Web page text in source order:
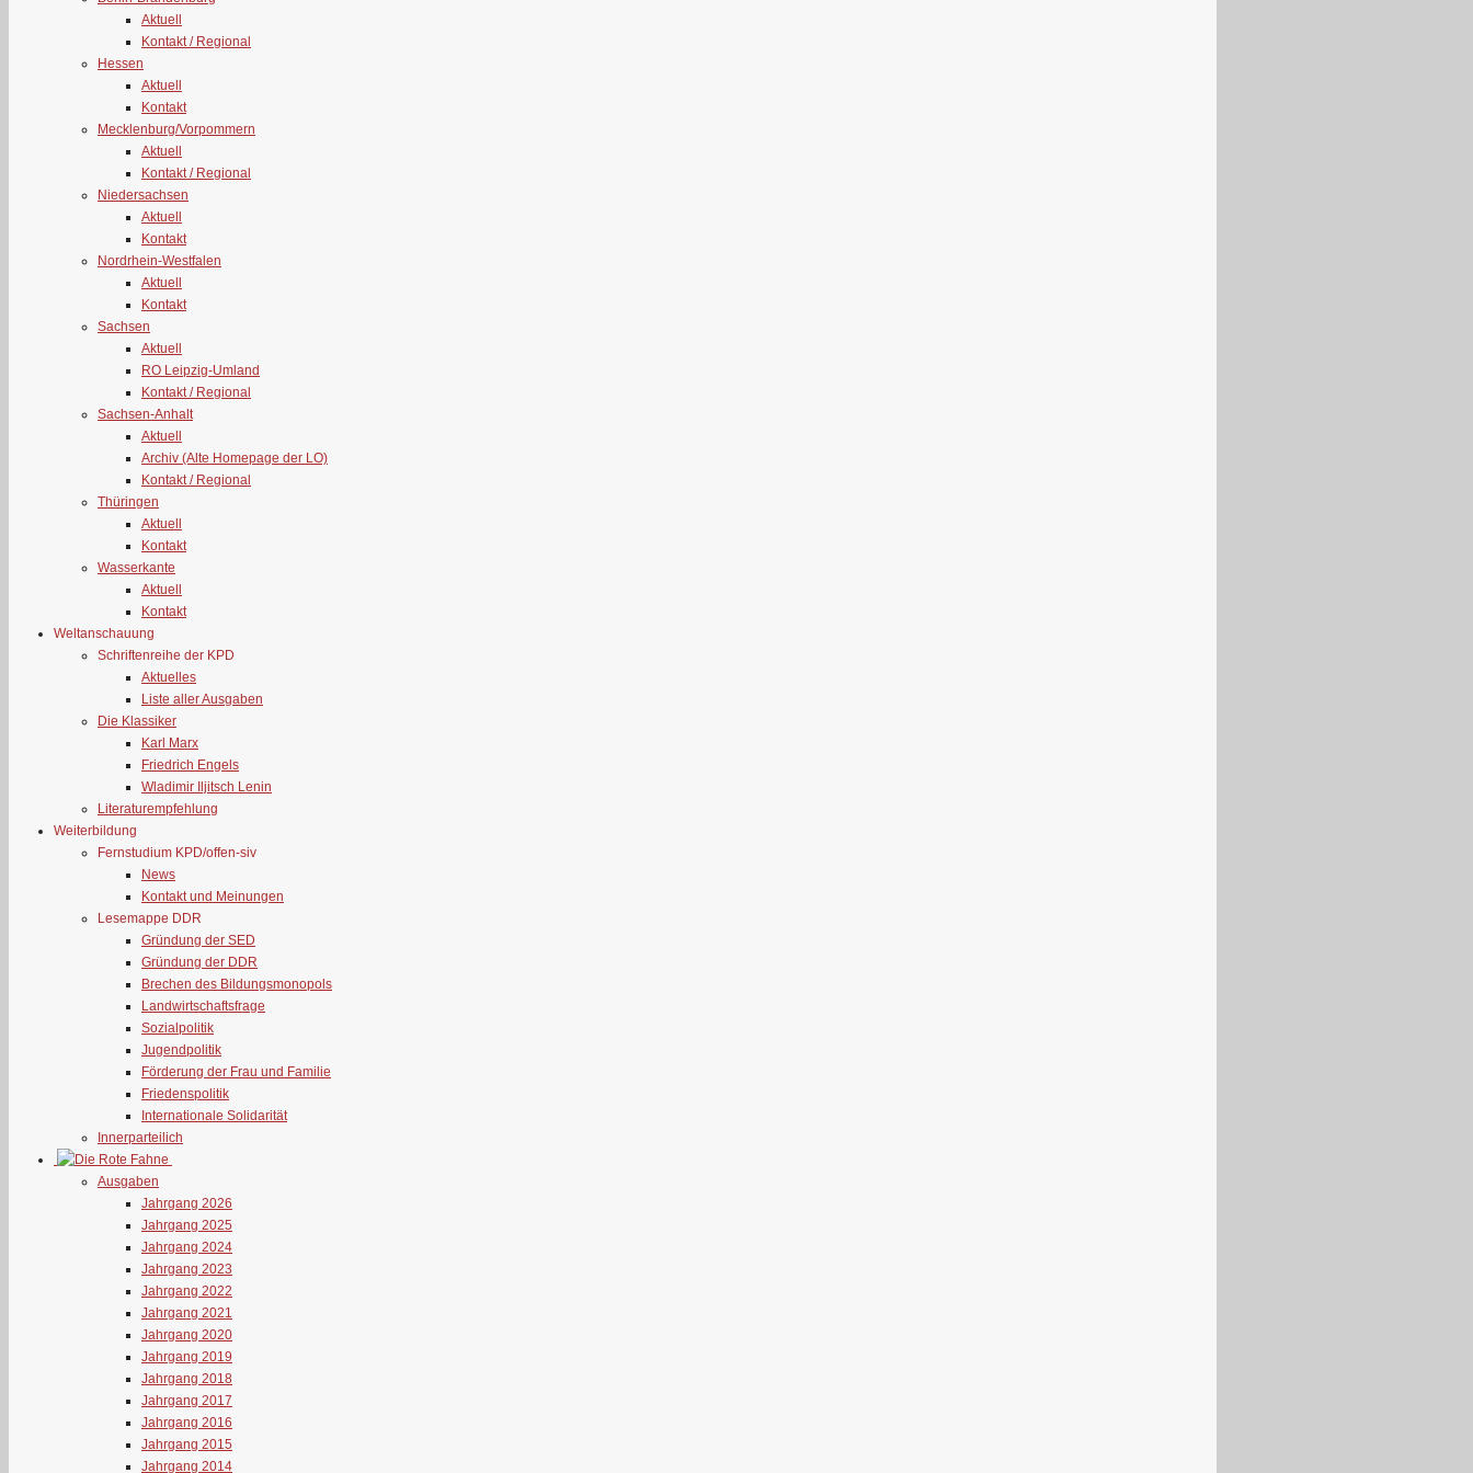
Aktuell
Kontakt / Regional
Hessen
Aktuell
Kontakt
Mecklenburg/Vorpommern
Aktuell
Kontakt / Regional
Niedersachsen
Aktuell
Kontakt
Nordrhein-Westfalen
Aktuell
Kontakt
Sachsen
Aktuell
RO Leipzig-Umland
Kontakt / Regional
Sachsen-Anhalt
Aktuell
Archiv (Alte Homepage der LO)
Kontakt / Regional
Thüringen
Aktuell
Kontakt
Wasserkante
Aktuell
Kontakt
Weltanschauung
Schriftenreihe der KPD
Aktuelles
Liste aller Ausgaben
Die Klassiker
Karl Marx
Friedrich Engels
Wladimir Iljitsch Lenin
Literaturempfehlung
Weiterbildung
Fernstudium KPD/offen-siv
News
Kontakt und Meinungen
Lesemappe DDR
Gründung der SED
Gründung der DDR
Brechen des Bildungsmonopols
Landwirtschaftsfrage
Sozialpolitik
Jugendpolitik
Förderung der Frau und Familie
Friedenspolitik
Internationale Solidarität
Innerparteilich
Ausgaben
Jahrgang 2026
Jahrgang 2025
Jahrgang 2024
Jahrgang 2023
Jahrgang 2022
Jahrgang 2021
Jahrgang 2020
Jahrgang 2019
Jahrgang 2018
Jahrgang 2017
Jahrgang 2016
Jahrgang 2015
Jahrgang 2014